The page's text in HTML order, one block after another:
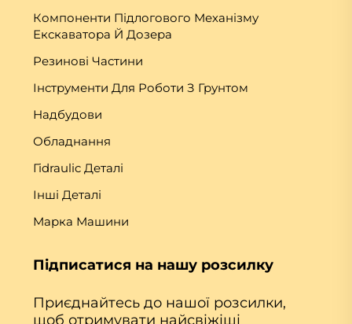
Компоненти Підлогового Механізму
Екскаватора Й Дозера
Резинові Частини
Інструменти Для Роботи З Грунтом
Надбудови
Обладнання
Гіdraulic Деталі
Інші Деталі
Марка Машини
Підписатися на нашу розсилку
Приєднайтесь до нашої розсилки,
щоб отримувати найсвіжіші